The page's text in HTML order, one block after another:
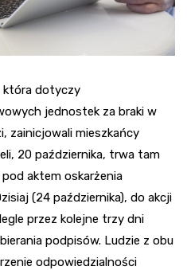
która dotyczy
jednostek za braki w
zainicjowali mieszkańcy
20 października, trwa tam
aktem oskarżenia
(24 października), do akcji
przez kolejne trzy dni
podpisów. Ludzie z obu
odpowiedzialności